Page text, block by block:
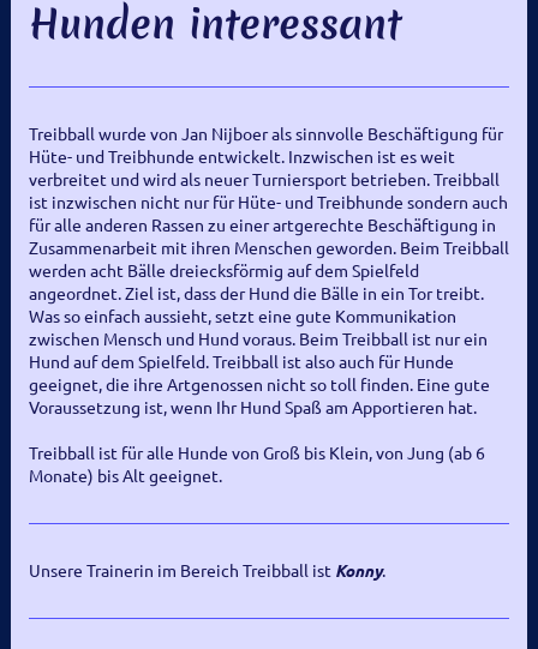
Hunden interessant
Treibball wurde von Jan Nijboer als sinnvolle Beschäftigung für
Hüte- und Treibhunde entwickelt. Inzwischen ist es weit
verbreitet und wird als neuer Turniersport betrieben. Treibball
ist inzwischen nicht nur für Hüte- und Treibhunde sondern auch
für alle anderen Rassen zu einer artgerechte Beschäftigung in
Zusammenarbeit mit ihren Menschen geworden. Beim Treibball
werden acht Bälle dreiecksförmig auf dem Spielfeld
angeordnet. Ziel ist, dass der Hund die Bälle in ein Tor treibt.
Was so einfach aussieht, setzt eine gute Kommunikation
zwischen Mensch und Hund voraus. Beim Treibball ist nur ein
Hund auf dem Spielfeld. Treibball ist also auch für Hunde
geeignet, die ihre Artgenossen nicht so toll finden. Eine gute
Voraussetzung ist, wenn Ihr Hund Spaß am Apportieren hat.
Treibball ist für alle Hunde von Groß bis Klein, von Jung (ab 6
Monate) bis Alt geeignet.
Unsere Trainerin im Bereich Treibball ist Konny.